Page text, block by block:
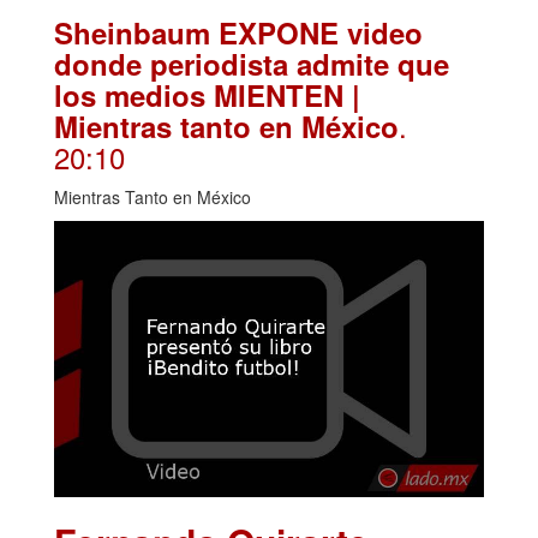
Sheinbaum EXPONE video
donde periodista admite que
los medios MIENTEN |
Mientras tanto en México.
20:10
Mientras Tanto en México